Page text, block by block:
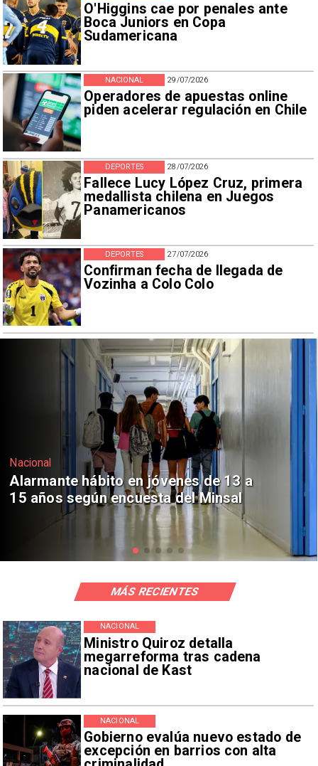
O'Higgins cae por penales ante
Boca Juniors en Copa
Sudamericana
29/07/2026
Operadores de apuestas online
piden acelerar regulación en Chile
NACIONAL
28/07/2026
Fallece Lucy López Cruz, primera
medallista chilena en Juegos
Panamericanos
DEPORTES
27/07/2026
Confirman fecha de llegada de
Vozinha a Colo Colo
DEPORTES
Regiones
Aprueban creación del Parque
Sebastián Piñera con inversión de $4
mil millones
Ministro Quiroz detalla
megarreforma tras cadena
nacional de Kast
NACIONAL
Gobierno evalúa nuevo estado de
excepción en barrios con alta
NACIONAL
MÁS RECIENTES